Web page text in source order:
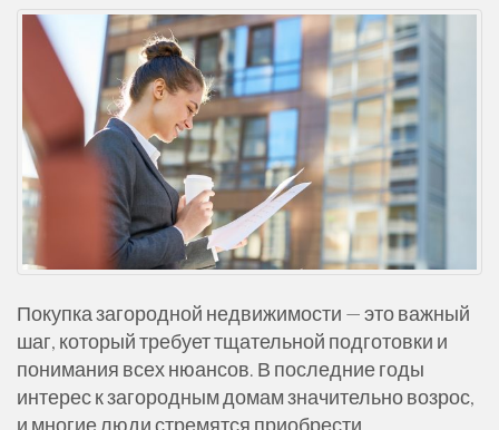
Покупка загородной недвижимости — это важный
шаг, который требует тщательной подготовки и
понимания всех нюансов. В последние годы
интерес к загородным домам значительно возрос,
и многие люди стремятся приобрести